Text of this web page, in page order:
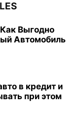
Выгодно
Автомобиль
в кредит и
при этом